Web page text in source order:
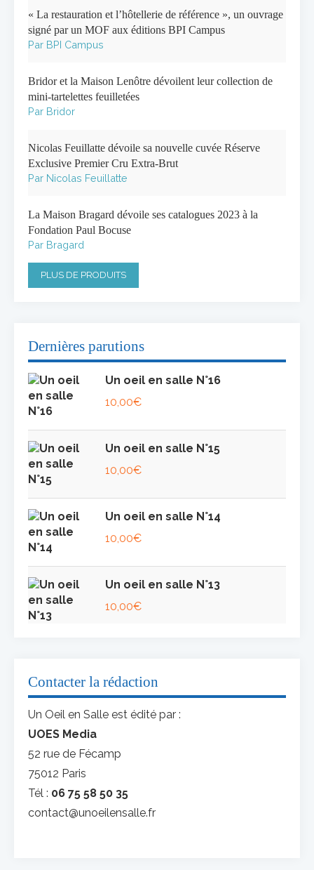
« La restauration et l’hôtellerie de référence », un ouvrage
signé par un MOF aux éditions BPI Campus
Par BPI Campus
Bridor et la Maison Lenôtre dévoilent leur collection de
mini-tartelettes feuilletées
Par Bridor
Nicolas Feuillatte dévoile sa nouvelle cuvée Réserve
Exclusive Premier Cru Extra-Brut
Par Nicolas Feuillatte
La Maison Bragard dévoile ses catalogues 2023 à la
Fondation Paul Bocuse
Par Bragard
PLUS DE PRODUITS
Dernières parutions
Un oeil en salle N°16
10,00€
Un oeil en salle N°15
10,00€
Un oeil en salle N°14
10,00€
Un oeil en salle N°13
10,00€
Contacter la rédaction
Un Oeil en Salle est édité par :
UOES Media
52 rue de Fécamp
75012 Paris
Tél : 06 75 58 50 35
contact@unoeilensalle.fr